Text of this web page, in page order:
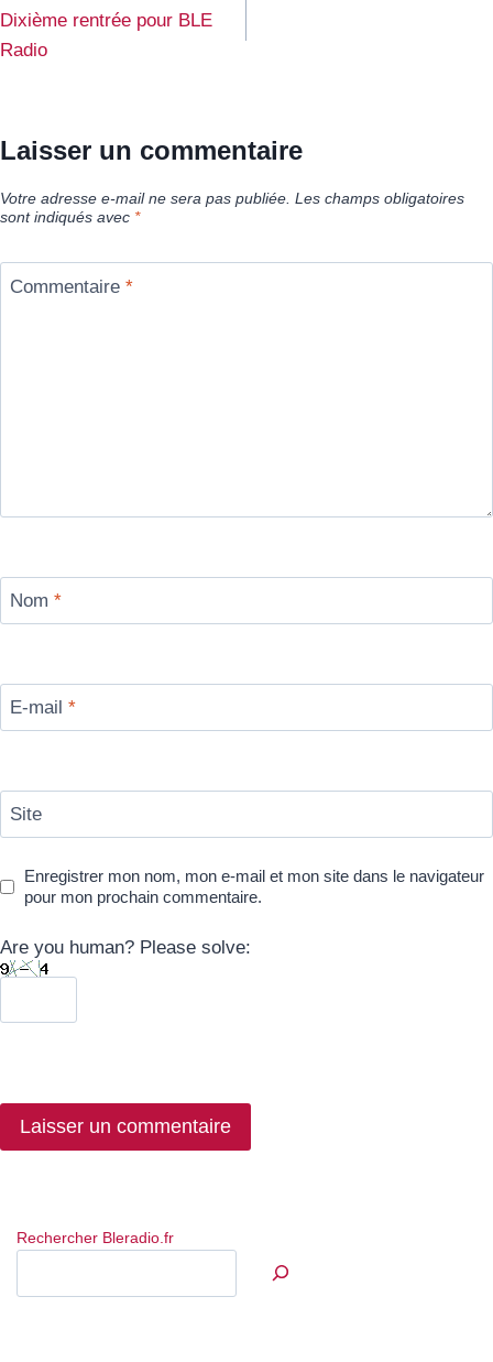
de
l’article
Dixième rentrée pour BLE
Radio
Laisser un commentaire
Votre adresse e-mail ne sera pas publiée. Les champs obligatoires
sont indiqués avec *
Commentaire *
Nom *
E-mail *
Site
Enregistrer mon nom, mon e-mail et mon site dans le navigateur
pour mon prochain commentaire.
Are you human? Please solve:
Rechercher Bleradio.fr